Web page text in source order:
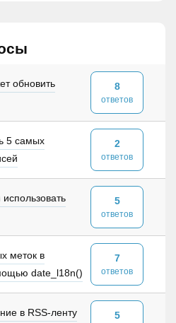
обновить
8
ответов
5 самых
2
ответов
5
ответов
меток в
date_l18n()
7
ответов
в RSS-ленту
5